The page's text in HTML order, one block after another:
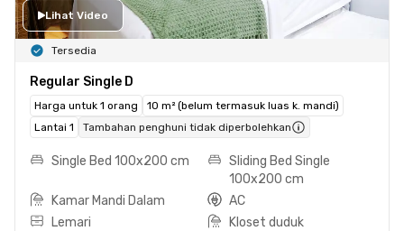
Lihat Video
Tersedia
Regular Single D
Harga untuk 1 orang
10 m² (belum termasuk luas k. mandi)
Lantai 1
Tambahan penghuni tidak diperbolehkan
Single Bed 100x200 cm
Sliding Bed Single
100x200 cm
Kamar Mandi Dalam
AC
Lemari
Kloset duduk